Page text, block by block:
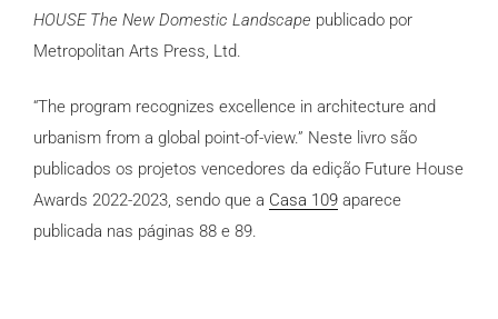
HOUSE The New Domestic Landscape publicado por
Metropolitan Arts Press, Ltd.
“The program recognizes excellence in architecture and
urbanism from a global point-of-view.” Neste livro são
publicados os projetos vencedores da edição Future House
Awards 2022-2023, sendo que a Casa 109 aparece
publicada nas páginas 88 e 89.